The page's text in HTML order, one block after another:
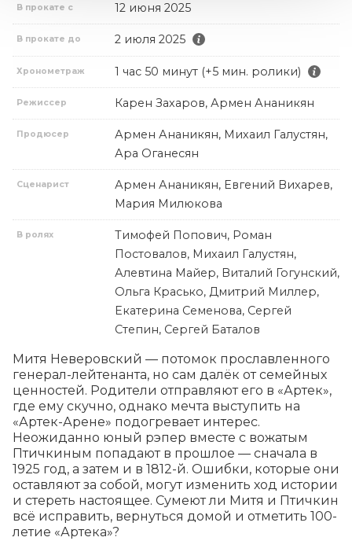
В прокате с 12 июня 2025
В прокате до 2 июля 2025
Хронометраж 1 час 50 минут (+5 мин. ролики)
Режиссер Карен Захаров, Армен Ананикян
Продюсер
Армен Ананикян, Михаил Галустян,
Ара Оганесян
Сценарист
Армен Ананикян, Евгений Вихарев,
Мария Милюкова
В ролях
Тимофей Попович, Роман
Постовалов, Михаил Галустян,
Алевтина Майер, Виталий Гогунский,
Ольга Красько, Дмитрий Миллер,
Екатерина Семенова, Сергей
Степин, Сергей Баталов
Митя Неверовский — потомок прославленного
генерал-лейтенанта, но сам далёк от семейных
ценностей. Родители отправляют его в «Артек»,
где ему скучно, однако мечта выступить на
«Артек-Арене» подогревает интерес.
Неожиданно юный рэпер вместе с вожатым
Птичкиным попадают в прошлое — сначала в
1925 год, а затем и в 1812-й. Ошибки, которые они
оставляют за собой, могут изменить ход истории
и стереть настоящее. Сумеют ли Митя и Птичкин
всё исправить, вернуться домой и отметить 100-
летие «Артека»?